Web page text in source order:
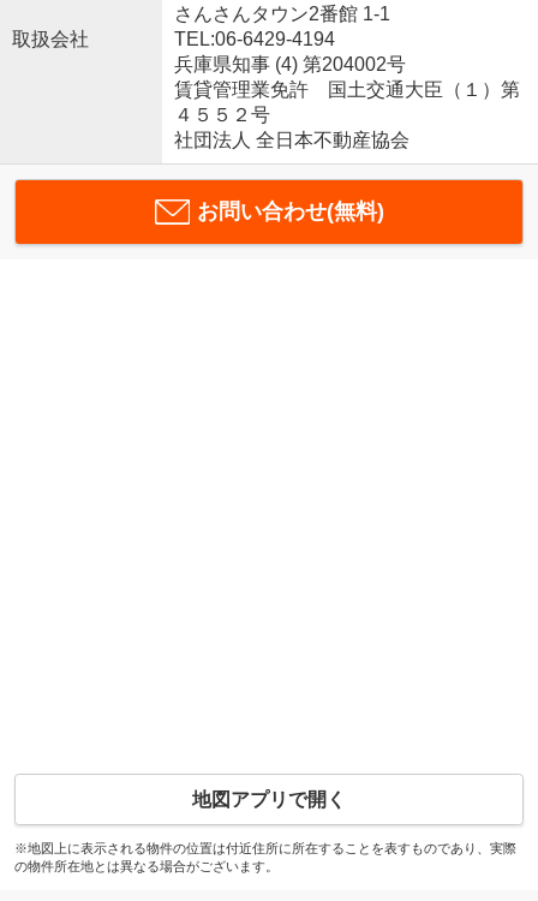
取扱会社
さんさんタウン2番館 1-1
TEL:06-6429-4194
兵庫県知事 (4) 第204002号
賃貸管理業免許 国土交通大臣（１）第
４５５２号
社団法人 全日本不動産協会
お問い合わせ(無料)
地図アプリで開く
※地図上に表示される物件の位置は付近住所に所在することを表すものであり、実際
の物件所在地とは異なる場合がございます。